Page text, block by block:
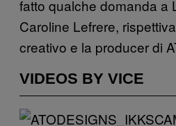
fatto qualche domanda a
Caroline Lefrere,
creativo e la producer di
VIDEOS BY VICE